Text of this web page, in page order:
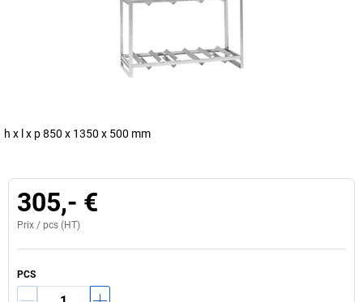
h x l x p 850 x 1350 x 500 mm
305,- €
Prix / pcs (HT)
PCS